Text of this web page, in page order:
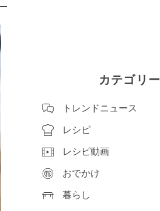
カテゴリー
トレンドニュース
レシピ
レシピ動画
おでかけ
暮らし